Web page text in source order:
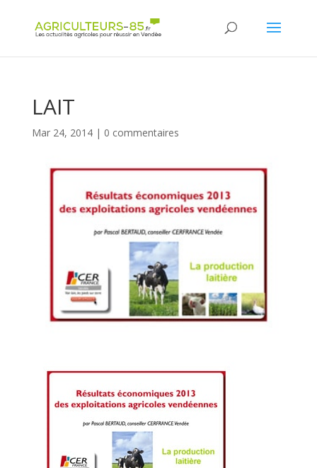
LAIT
Mar 24, 2014| 0 commentaires